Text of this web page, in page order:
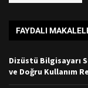
FAYDALI
Dizüstü Bilgisayarı
ve Doğru Kullanım